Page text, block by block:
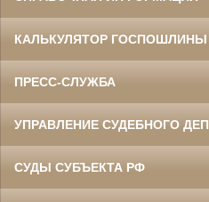
КАЛЬКУЛЯТОР ГОСПОШЛИНЫ
ПРЕСС-СЛУЖБА
УПРАВЛЕНИЕ СУДЕБНОГО
СУДЫ СУБЪЕКТА РФ